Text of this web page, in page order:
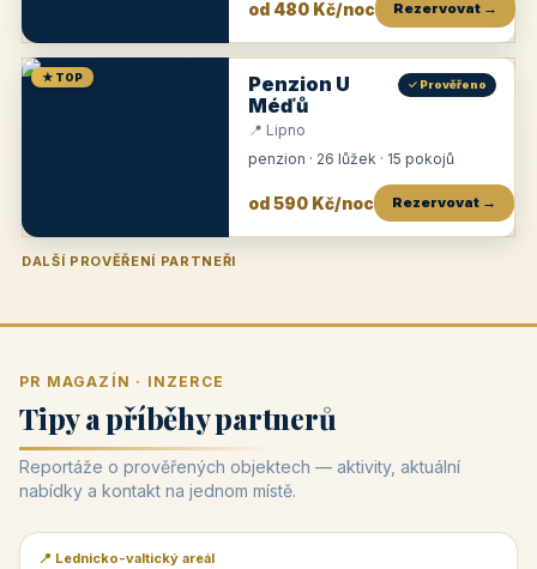
od 480 Kč/noc Rezervovat →
★ TOP
Penzion U
Méďů
✓ Prověřeno
📍 Lipno
penzion · 26 lůžek · 15 pokojů
od 590 Kč/noc Rezervovat →
DALŠÍ PROVĚŘENÍ PARTNEŘI
Penzion U Zámku Pension Faber
PR MAGAZÍN · INZERCE
Tipy a příběhy partnerů
Reportáže o prověřených objektech — aktivity, aktuální
nabídky a kontakt na jednom místě.
📰 PR článek
📍 Lednicko-valtický areál